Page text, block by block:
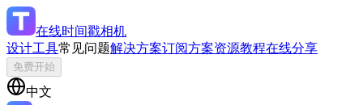
在线时间戳相机
设计工具常见问题解决方案订阅方案资源教程在线分享
免费开始
中文